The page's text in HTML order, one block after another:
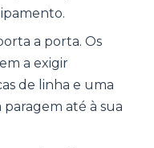
a porta. Os
a exigir
de linha e uma
até à sua